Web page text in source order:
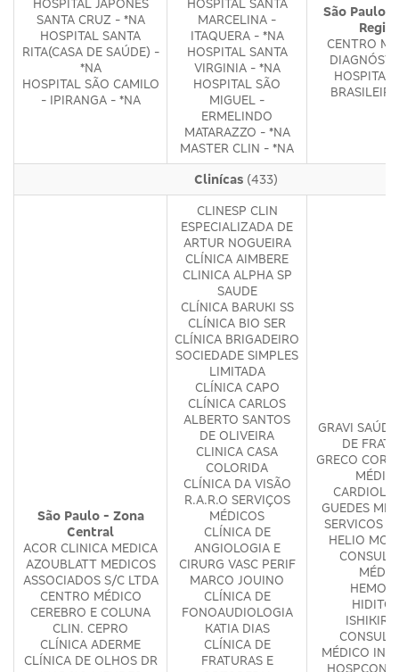
HOSPITAL JAPONÊS
SANTA CRUZ - *NA
HOSPITAL SANTA
RITA(CASA DE SAÚDE) -
*NA
HOSPITAL SÃO CAMILO
- IPIRANGA - *NA
HOSPITAL SANTA
MARCELINA -
ITAQUERA - *NA
HOSPITAL SANTA
VIRGINIA - *NA
HOSPITAL SÃO
MIGUEL -
ERMELINDO
MATARAZZO - *NA
MASTER CLIN - *NA
São Paulo
CENTRO
HOSPITAL
Clinícas (433)
São Paulo - Zona
Central
ACOR CLINICA MEDICA
AZOUBLATT MEDICOS
ASSOCIADOS S/C LTDA
CENTRO MÉDICO
CEREBRO E COLUNA
CLIN. CEPRO
CLÍNICA ADERME
CLÍNICA DE OLHOS DR
CLINESP CLIN
ESPECIALIZADA DE
ARTUR NOGUEIRA
CLÍNICA AIMBERE
CLINICA ALPHA SP
SAUDE
CLÍNICA BARUKI SS
CLÍNICA BIO SER
CLÍNICA BRIGADEIRO
SOCIEDADE SIMPLES
LIMITADA
CLÍNICA CAPO
CLÍNICA CARLOS
ALBERTO SANTOS
DE OLIVEIRA
CLINICA CASA
COLORIDA
CLÍNICA DA VISÃO
R.A.R.O SERVIÇOS
MÉDICOS
CLÍNICA DE
ANGIOLOGIA E
CIRURG VASC PERIF
MARCO JOUINO
CLÍNICA DE
FONOAUDIOLOGIA
KATIA DIAS
CLÍNICA DE
FRATURAS E
GRAVI
DE
GRECO COR
GUEDES
SERVICOS
HELIO
MÉDICO